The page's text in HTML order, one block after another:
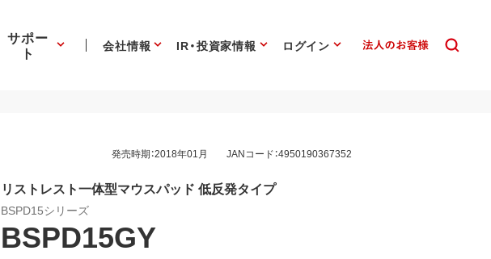
サポー
ト 会社情報 IR・投資家情報 ログイン
発売時期：2018年01月 JANコード：4950190367352
リストレスト一体型マウスパッド 低反発タイプ
BSPD15シリーズ
BSPD15GY